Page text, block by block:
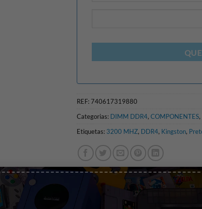
REF:740617319880
Categorias: DIMM DDR4, COMPONENTES,
Etiquetas: 3200 MHZ, DDR4, Kingston,